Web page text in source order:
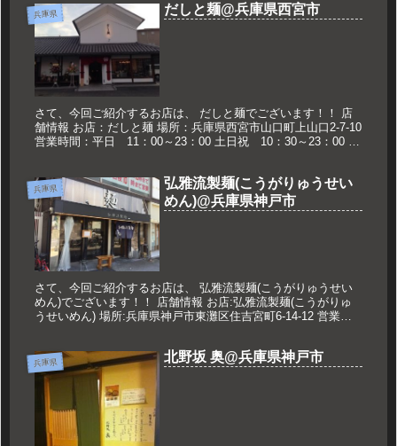
兵庫県 だしと麺@兵庫県西宮市
さて、今回ご紹介するお店は、 だしと麺でございます！！ 店
舗情報 お店：だしと麺 場所：兵庫県西宮市山口町上山口2-7-10
営業時間：平日 11：00～23：00 土日祝 10：30～23：00 ※
兵庫県
弘雅流製麺(こうがりゅうせい
めん)@兵庫県神戸市
さて、今回ご紹介するお店は、 弘雅流製麺(こうがりゅうせい
めん)でございます！！ 店舗情報 お店:弘雅流製麺(こうがりゅ
うせいめん) 場所:兵庫県神戸市東灘区住吉宮町6-14-12 営業時
兵庫県 北野坂 奥@兵庫県神戸市